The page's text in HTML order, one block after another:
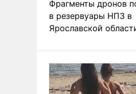
Фрагменты дронов
в резервуары НПЗ в
Ярославской